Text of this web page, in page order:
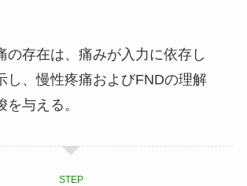
の存在は、痛みが入力に依存し
し、慢性疼痛およびFNDの理解
与える。
STEP